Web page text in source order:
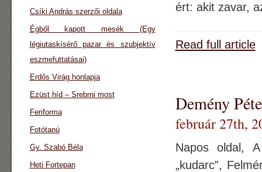
ért: akit zavar,
Read full article
Demény
február 27th,
Napos oldal,
„kudarc”,
Csíki András szerzői oldala
Égből kapott mesék (Egy
légiutaskísérő pazar és szubjektív
eszmefuttatásai)
Erdős Virág honlapja
Ezüst híd – Srebrni most
Feriforma
Fotótanú
Gy. Szabó Béla
Heti Fortepan